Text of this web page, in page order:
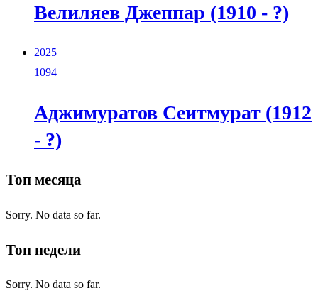
Велиляев Джеппар (1910 - ?)
2025
1094
Аджимуратов Сеитмурат (1912
- ?)
Топ месяца
Sorry. No data so far.
Топ недели
Sorry. No data so far.